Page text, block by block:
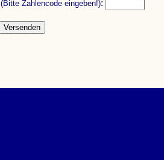
(Bitte Zahlencode eingeben!):